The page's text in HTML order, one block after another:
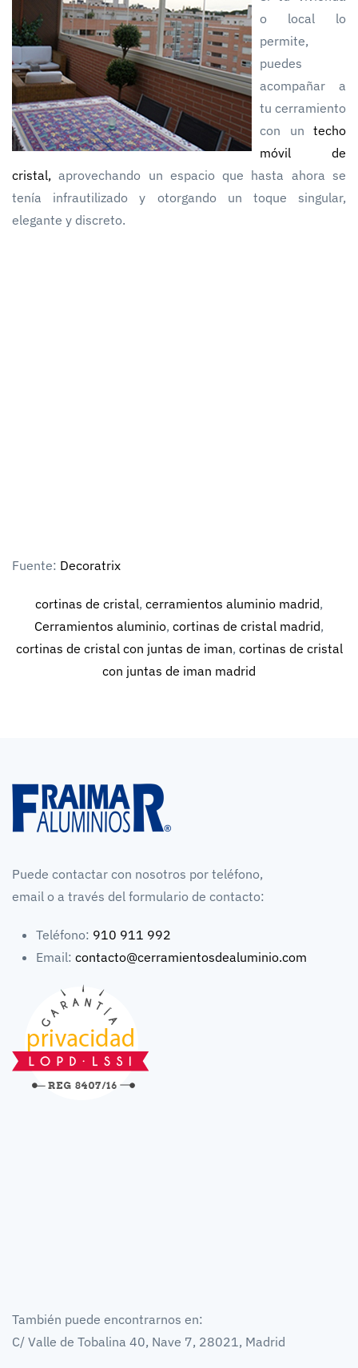
o local lo
permite,
puedes
acompañar a
tu cerramiento
con un techo
móvil de
cristal, aprovechando un espacio que hasta ahora se
tenía infrautilizado y otorgando un toque singular,
elegante y discreto.
Fuente: Decoratrix
cortinas de cristal, cerramientos aluminio madrid,
Cerramientos aluminio, cortinas de cristal madrid,
cortinas de cristal con juntas de iman, cortinas de cristal
con juntas de iman madrid
Puede contactar con nosotros por teléfono,
email o a través del formulario de contacto:
Teléfono: 910 911 992
Email: contacto@cerramientosdealuminio.com
También puede encontrarnos en:
C/ Valle de Tobalina 40, Nave 7, 28021, Madrid